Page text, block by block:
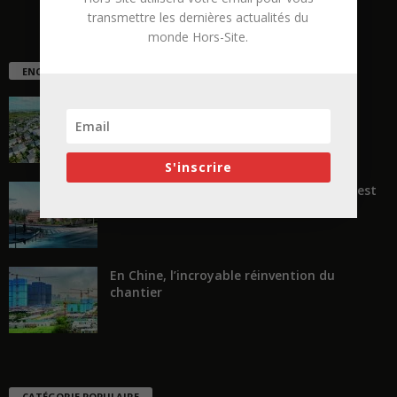
ENCORE PLUS D'ARTICLES
« Transformer plutôt que démolir, ce n’est
En Chine, l’incroyable réinvention du
chantier
transmettre les dernières actualités du
monde Hors-Site.
S'inscrire